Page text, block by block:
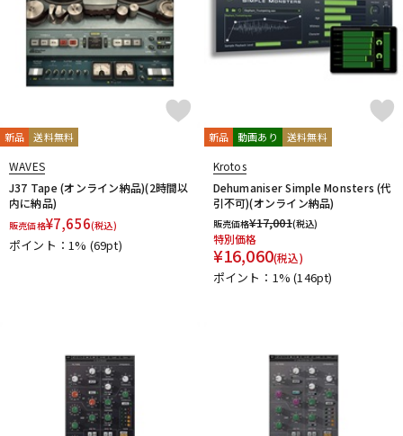
新品 送料無料
WAVES
J37 Tape (オンライン納品)(2時間以
内に納品)
販売価格¥7,656(税込)
ポイント：1% (69pt)
新品 動画あり 送料無料
Krotos
Dehumaniser Simple Monsters (代
引不可)(オンライン納品)
販売価格¥17,001(税込)
特別価格
¥16,060(税込)
ポイント：1%(146pt)